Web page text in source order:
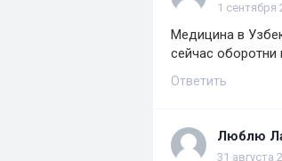
1 сентября
Медицина в
сейчас оборотни
Ответить
Люблю
31 августа